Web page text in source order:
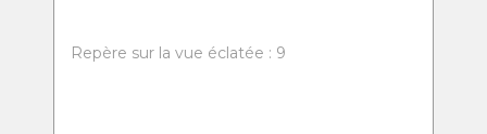
Repère sur la vue éclatée : 9